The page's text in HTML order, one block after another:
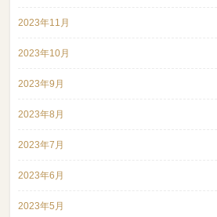
2023年11月
2023年10月
2023年9月
2023年8月
2023年7月
2023年6月
2023年5月